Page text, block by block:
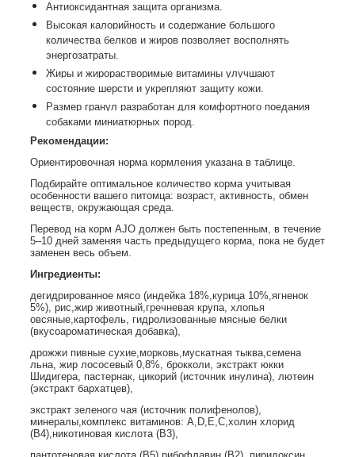
Антиоксидантная защита организма.
Высокая калорийность и содержание большого
количества белков и жиров позволяет восполнять
энергозатраты.
Жиры и жирорастворимые витамины улучшают
состояние шерсти и укрепляют защиту кожи.
Размер гранул разработан для комфортного поедания
собаками миниатюрных пород.
Рекомендации:
Ориентировочная норма кормления указана в таблице.
Подбирайте оптимальное количество корма учитывая
особенности вашего питомца: возраст, активность, обмен
веществ, окружающая среда.
Перевод на корм AJO должен быть постепенным, в течение
5–10 дней заменяя часть предыдущего корма, пока не будет
заменен весь объем.
Ингредиенты:
дегидрированное мясо (индейка 18%,курица 10%,ягненок
5%), рис,жир животный,гречневая крупа, хлопья
овсяные,картофель, гидролизованные мясные белки
(вкусоароматическая добавка),
дрожжи пивные сухие,морковь,мускатная тыква,семена
льна, жир лососевый 0,8%, брокколи, экстракт юкки
Шидигера, пастернак, цикорий (источник инулина), лютеин
(экстракт бархатцев),
экстракт зеленого чая (источник полифенолов),
минералы,комплекс витаминов: А,D,Е,С,холин хлорид
(В4),никотиновая кислота (В3),